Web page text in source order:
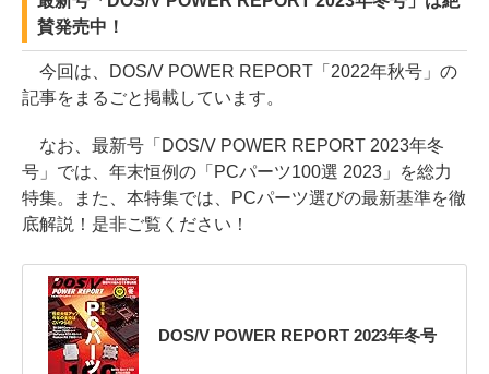
賛発売中！
今回は、DOS/V POWER REPORT「2022年秋号」の
記事をまるごと掲載しています。
なお、最新号「DOS/V POWER REPORT 2023年冬
号」では、年末恒例の「PCパーツ100選 2023」を総力
特集。また、本特集では、PCパーツ選びの最新基準を徹
底解説！是非ご覧ください！
DOS/V POWER REPORT 2023年冬号